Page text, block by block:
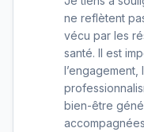
ne reflètent
vécu par les
santé. Il est
bien-être